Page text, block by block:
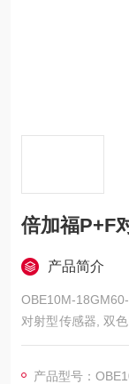
倍加福P+F
产品简介
OBE10M-
对射型传感器, 双
提供的对应用适应
产品型号：